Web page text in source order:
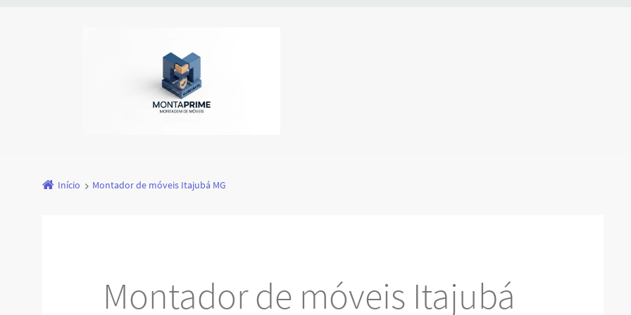
Início Montador de móveis Itajubá MG
Montador de móveis Itajubá